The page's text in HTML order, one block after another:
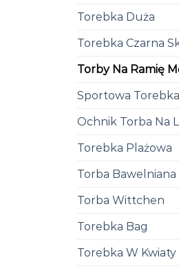
Torebka Duża
Torebka Czarna
Torby Na Ramię
Sportowa
Ochnik Torba Na
Torebka Plażowa
Torba Bawelniana
Torba Wittchen
Torebka Bag
Torebka W Kwiaty